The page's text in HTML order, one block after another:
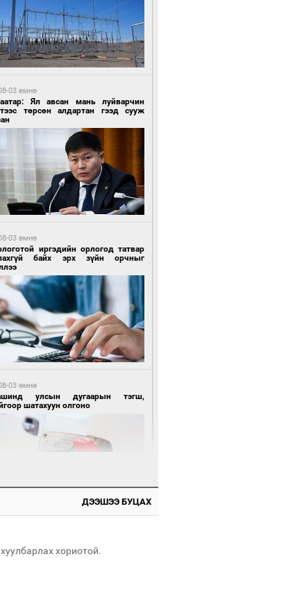
өмнө өмнө
өмнө өмнө
зөрчил гаргасан автобусны
өмнө өмнө
тээврийн хэрэгсэл жолоодсон
03 өмнө
Ял авсан мань луйварчин
төрсөн алдартан гээд сууж
03 өмнө
иргэдийн орлогод татвар
байх эрх зүйн орчныг
03 өмнө
улсын дугаарын тэгш,
шатахуун олгоно
ДЭЭШЭЭ БУЦАХ
хориотой.